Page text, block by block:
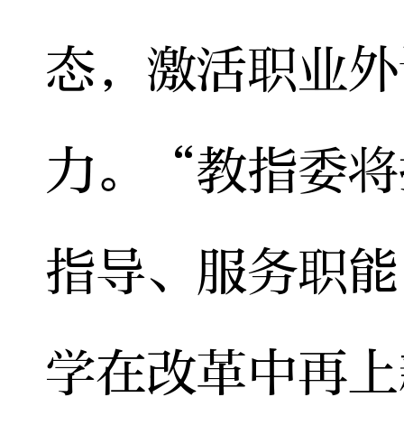
态，激活职业
力。“教指委
指导、服务职
学在改革中再